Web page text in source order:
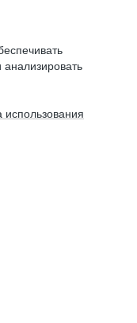
использования